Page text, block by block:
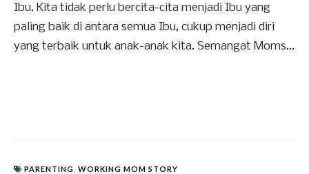
Ibu. Kita tidak perlu bercita-cita menjadi Ibu yang
paling baik di antara semua Ibu, cukup menjadi diri
yang terbaik untuk anak-anak kita. Semangat Moms...
PARENTING WORKING MOM STORY